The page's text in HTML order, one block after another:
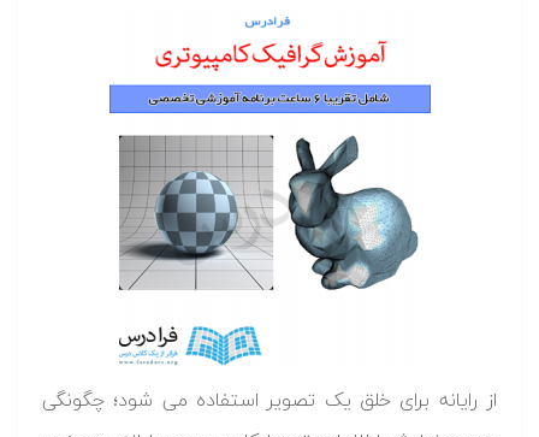
از رایانه برای خلق یک تصویر استفاده می شود؛ چگونگی